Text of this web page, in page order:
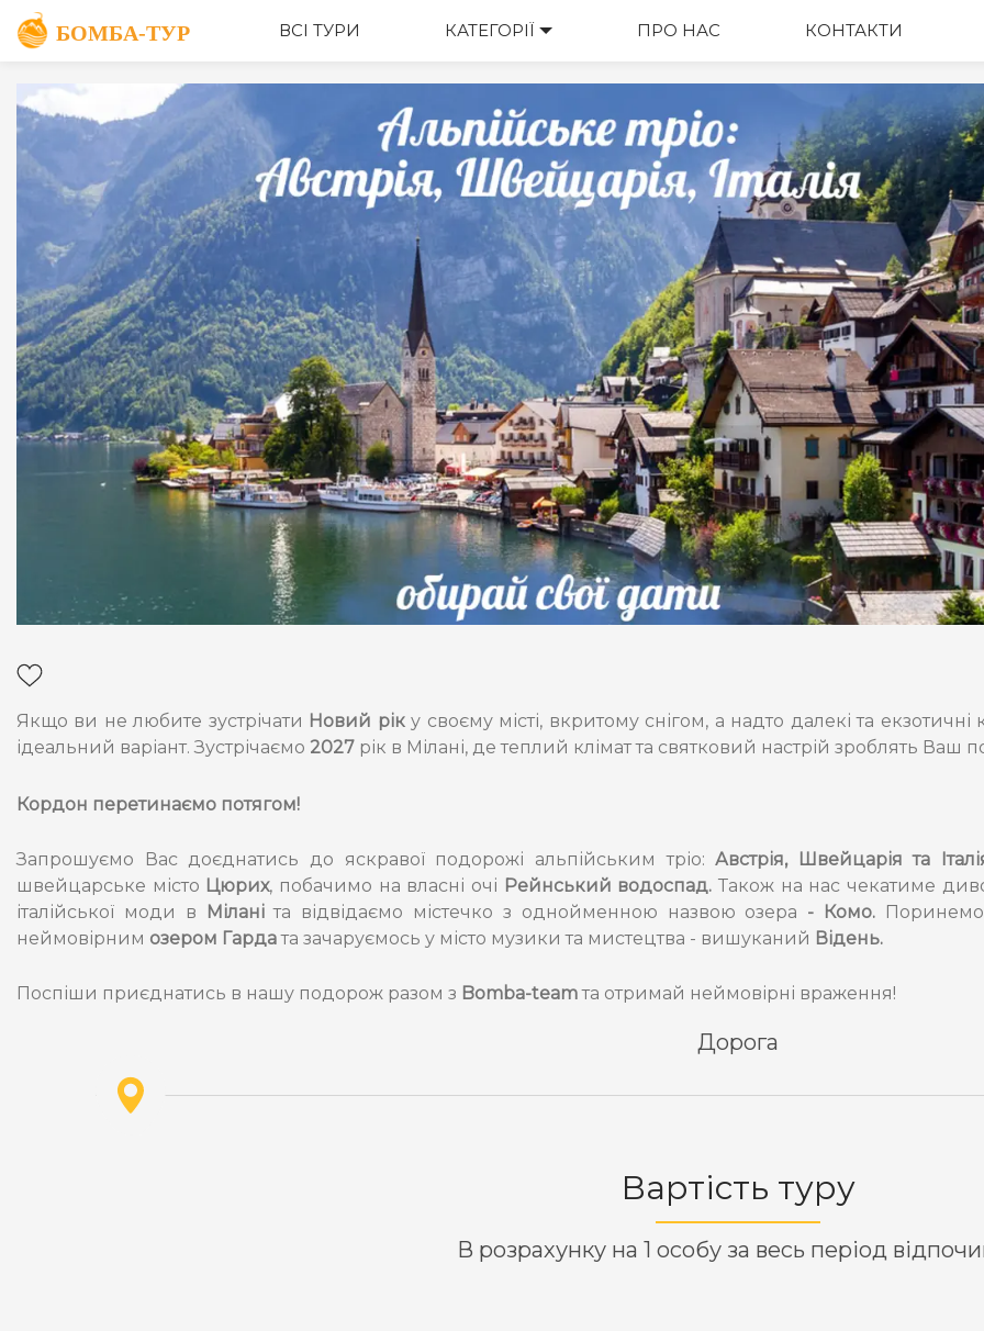
ВСІ ТУРИ КАТЕГОРІЇ ПРО НАС КОНТАКТИ
Якщо ви не любите зустрічати Новий ріку своєму місті, вкритому снігом, а надто далекі та
ідеальний варіант. Зустрічаємо 2027 рік в Мілані, де теплий клімат та святковий настрій зроблять Ваш
Кордон перетинаємо потягом!
Запрошуємо Вас доєднатись до яскравої подорожі альпійським тріо:Австрія, Швейцарія та
швейцарське місто Цюрих, побачимо на власні очі Рейнський водоспад. Також на нас чекатиме
італійської моди в
Міланіта відвідаємо містечко з однойменною назвою озера - Комо.
неймовірним озером Гардата зачаруємось у місто музики та мистецтва - вишуканий Відень.
Поспіши приєднатись в нашу подорож разом з Bomba-teamта отримай неймовірні враження!
Дорога
Вартість туру
В розрахунку на 1 особу за весь період
ОПИС ВАРТІСТЬ